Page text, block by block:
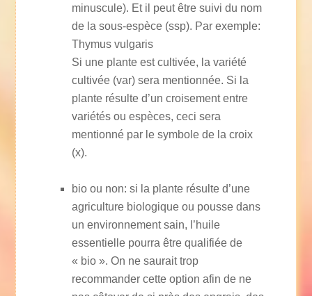
minuscule). Et il peut être suivi du nom
de la sous-espèce (ssp). Par exemple:
Thymus vulgaris
Si une plante est cultivée, la variété
cultivée (var) sera mentionnée. Si la
plante résulte d’un croisement entre
variétés ou espèces, ceci sera
mentionné par le symbole de la croix
(x).
bio ou non: si la plante résulte d’une
agriculture biologique ou pousse dans
un environnement sain, l’huile
essentielle pourra être qualifiée de
« bio ». On ne saurait trop
recommander cette option afin de ne